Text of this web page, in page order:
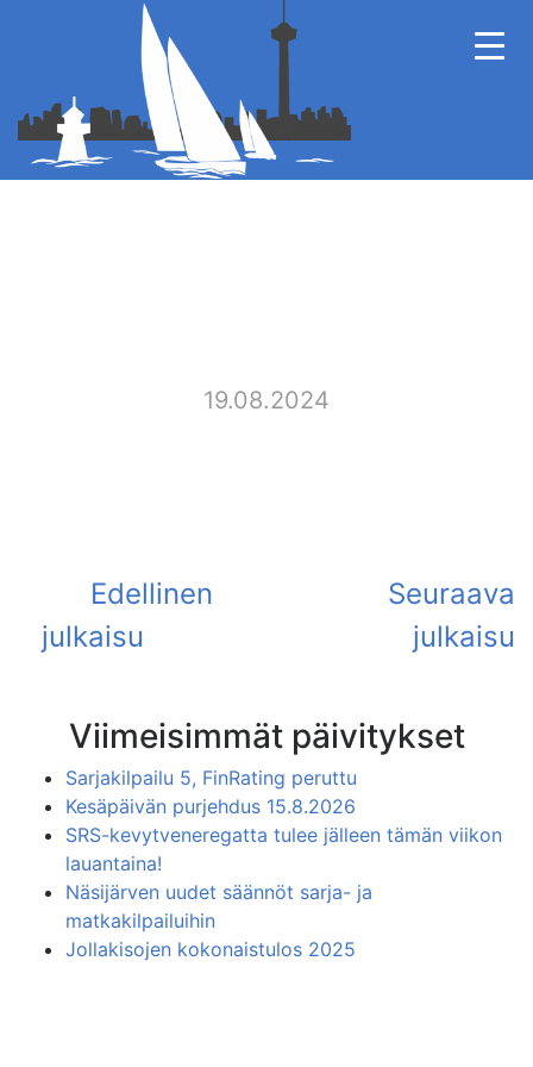
19.08.2024
Viimeisimmät päivitykset
Sarjakilpailu 5, FinRating peruttu
Kesäpäivän purjehdus 15.8.2026
SRS-kevytveneregatta tulee jälleen tämän viikon
lauantaina!
Näsijärven uudet säännöt sarja- ja
matkakilpailuihin
Jollakisojen kokonaistulos 2025